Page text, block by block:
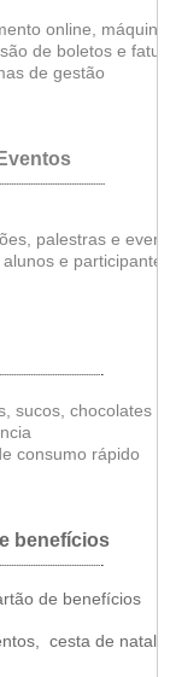
online,
de boletos e
de gestão
palestras e
e participantes
.
sucos, chocolates
consumo rápido
benefícios
.
de benefícios
cesta de natal